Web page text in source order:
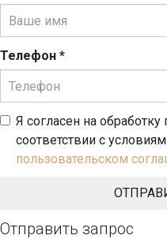
Телефон *
Я согласен на
соответствии с
пользовательском
Отправить запрос